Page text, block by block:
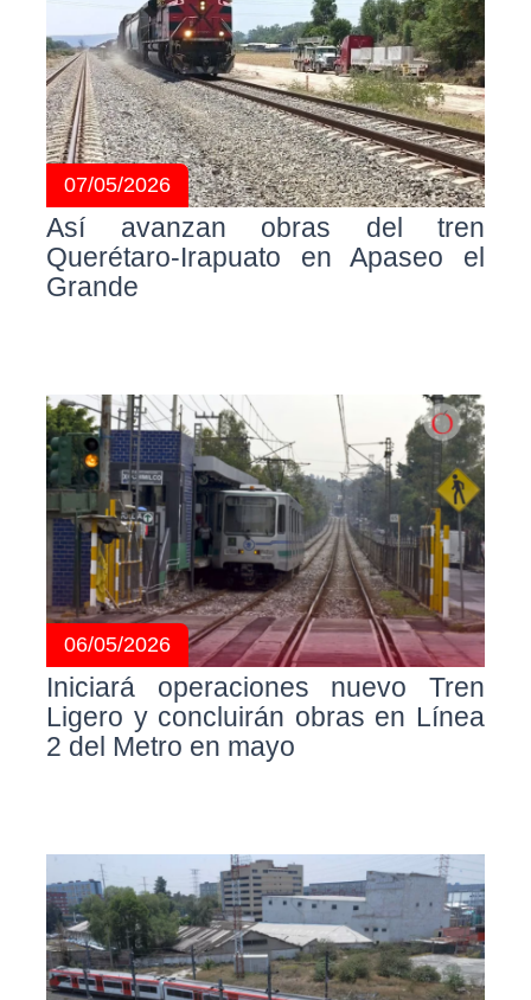
07/05/2026
Así avanzan obras del tren
Querétaro-Irapuato en Apaseo el
Grande
06/05/2026
Iniciará operaciones nuevo Tren
Ligero y concluirán obras en Línea
2 del Metro en mayo